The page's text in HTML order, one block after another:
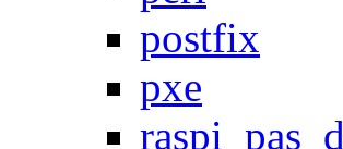
postfix
pxe